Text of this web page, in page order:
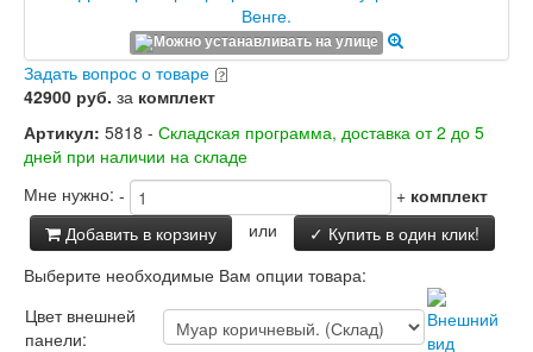
Лабиринт Атлантик
Лабиринт Бетон
Лабиринт Верса
Лабиринт Версаль
Лабиринт Гранд
Лабиринт Дверь двойная тамбурная под
заказ
Лабиринт Имперо
Лабиринт Инфинити
Лабиринт Иссида
Лабиринт Карбон
Лабиринт Кармина
Лабиринт Классик Антик медный
Лабиринт Классик Шагрень
Задать вопрос о товаре
42900 руб. за комплект
Артикул: 5818 - Складская программа, доставка от 2 до 5
дней при наличии на складе
Мне нужно: - + комплект
Добавить в корзину
или
✓ Купить в один клик!
Выберите необходимые Вам опции товара:
Цвет внешней
панели: